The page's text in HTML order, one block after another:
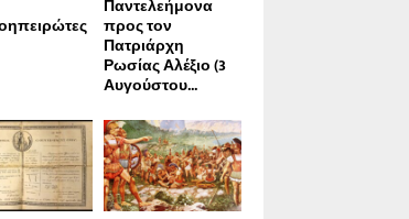
Παντελεήμονα
προς τον
Πατριάρχη
Ρωσίας Αλέξιο (3
Αυγούστου...